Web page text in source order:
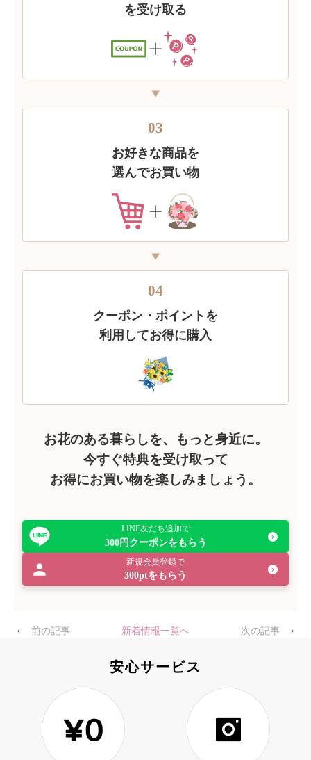
を受け取る
03
お好きな商品を
選んでお買い物
04
クーポン・ポイントを
利用してお得に購入
お花のある暮らしを、もっと身近に。
今すぐ特典を受け取って
お得にお買い物を楽しみましょう。
LINE友だち追加で
300円クーポンをもらう
新規会員登録で
300ptをもらう
前の記事 新着情報一覧へ 次の記事
安心サービス